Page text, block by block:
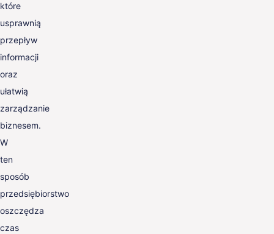
które
usprawnią
przepływ
informacji
oraz
ułatwią
zarządzanie
biznesem.
W
ten
sposób
przedsiębiorstwo
oszczędza
czas